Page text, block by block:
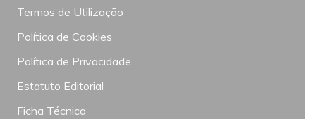
Termos de Utilização
Política de Cookies
Política de Privacidade
Estatuto Editorial
Ficha Técnica